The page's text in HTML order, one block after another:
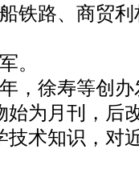
路、商贸利
。
徐寿等创办
为月刊，后
技术知识，对